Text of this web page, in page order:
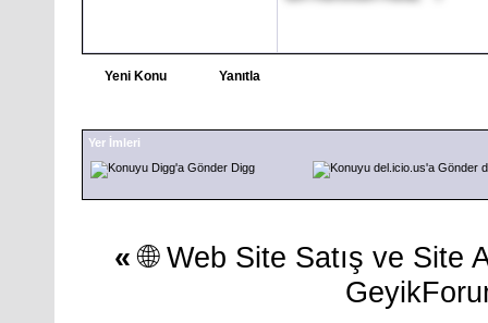
Yeni Konu Yanıtla
Yer İmleri
Digg
« 🌐 Web Site Satış ve Site